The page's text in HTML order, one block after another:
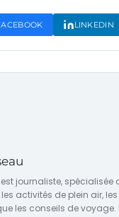
LINKEDIN
journaliste, spécialisée
activités de plein air,
les conseils de voyage.